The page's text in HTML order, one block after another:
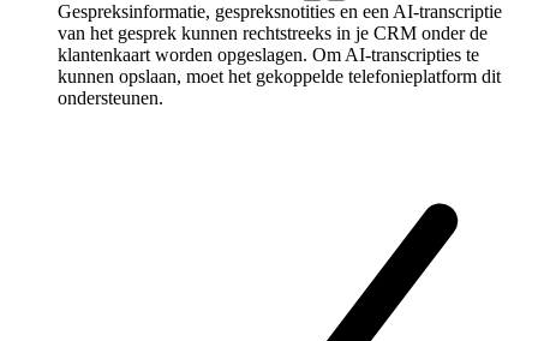
Gespreksinformatie, gespreksnotities en een AI-transcriptie
van het gesprek kunnen rechtstreeks in je CRM onder de
klantenkaart worden opgeslagen. Om AI-transcripties te
kunnen opslaan, moet het gekoppelde telefonieplatform dit
ondersteunen.